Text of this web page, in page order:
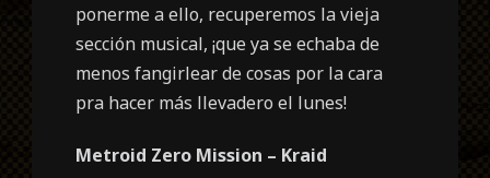
ponerme a ello, recuperemos la vieja
sección musical, ¡que ya se echaba de
menos fangirlear de cosas por la cara
pra hacer más llevadero el lunes!
Metroid Zero Mission – Kraid